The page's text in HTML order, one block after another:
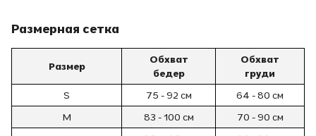
Размерная сетка
Размер
Обхват
бедер
Обхват
груди
S
75 - 92 см
64 - 80 см
M
83 - 100 см
70 - 90 см